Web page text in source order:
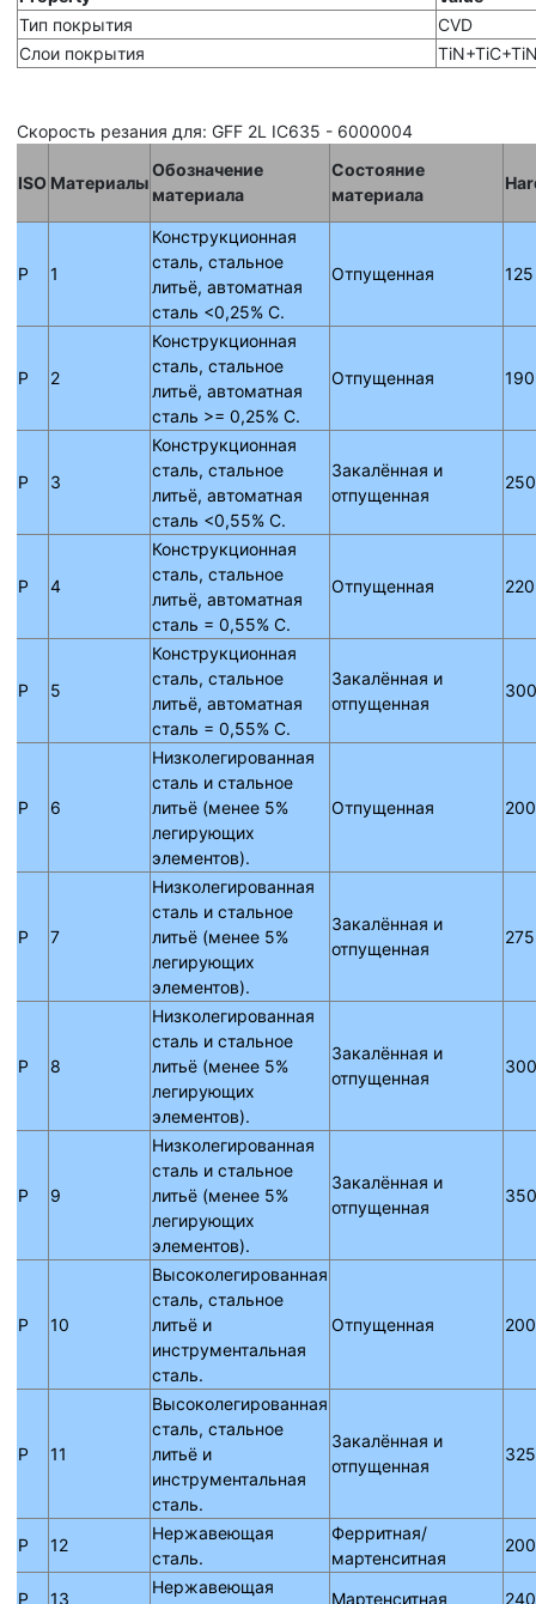
Тип покрытия
CVD
Слои покрытия
Скорость резания для: GFF 2L IC635 - 6000004
ISO Материалы
Обозначение
материала
Состояние
материала
P 1
Конструкционная
сталь, стальное
литьё, автоматная
сталь <0,25% C.
Отпущенная
P 2
Конструкционная
сталь, стальное
литьё, автоматная
сталь >= 0,25% C.
Отпущенная
P 3
Конструкционная
сталь, стальное
литьё, автоматная
сталь <0,55% C.
Закалённая и
отпущенная
P 4
Конструкционная
сталь, стальное
литьё, автоматная
сталь = 0,55% C.
Отпущенная
P 5
Конструкционная
сталь, стальное
литьё, автоматная
сталь = 0,55% C.
Закалённая и
отпущенная
P 6
Низколегированная
сталь и стальное
литьё (менее 5%
легирующих
элементов).
Отпущенная
P 7
Низколегированная
сталь и стальное
литьё (менее 5%
легирующих
элементов).
Закалённая и
отпущенная
P 8
Низколегированная
сталь и стальное
литьё (менее 5%
легирующих
элементов).
Закалённая и
отпущенная
P 9
Низколегированная
сталь и стальное
литьё (менее 5%
легирующих
элементов).
Закалённая и
отпущенная
P 10
Высоколегированная
сталь, стальное
литьё и
инструментальная
сталь.
Отпущенная
P 11
Высоколегированная
сталь, стальное
литьё и
инструментальная
сталь.
Закалённая и
отпущенная
P 12
Нержавеющая
сталь.
Ферритная/
мартенситная
P 13
Нержавеющая
Мартенситная